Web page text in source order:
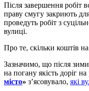
Після завершення робіт
праву смугу закриють
проведуть робіт з
вулиці.
Про те, скільки коштів
Зазначимо, що після
на погану якість доріг
місто» з’ясовувало, які